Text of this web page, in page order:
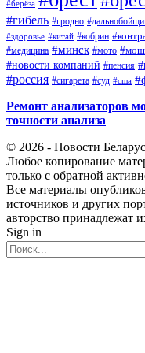
#берёза
#гибель #гродно
#здоровье #китай #кобрин
#медицина #минск #мото
#новости компаний #пенсия
#россия #сигарета #суд #сша
Ремонт анализаторов
точности анализа
© 2026 - Новости
Любое копирование
только с обратной
Все материалы
источников и других
авторство принадлежат
Sign in